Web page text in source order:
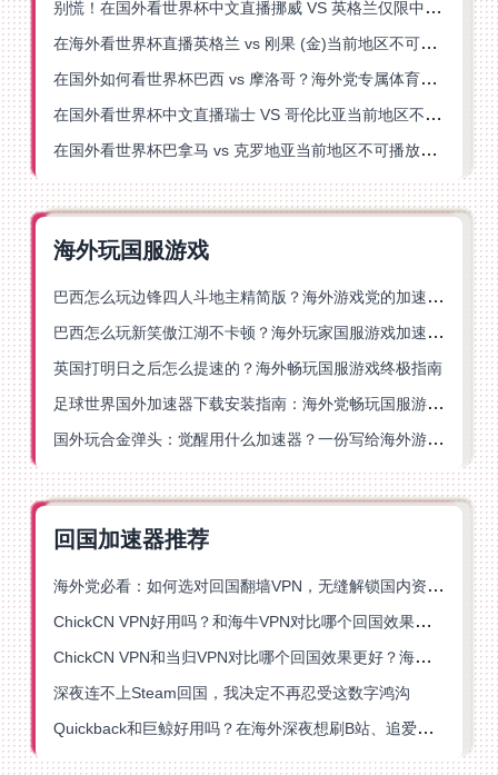
别慌！在国外看世界杯中文直播挪威 VS 英格兰仅限中国大陆？这篇指南帮你搞定
在海外看世界杯直播英格兰 vs 刚果 (金)当前地区不可播放？这篇指南帮你突破所有限制
在国外如何看世界杯巴西 vs 摩洛哥？海外党专属体育观赛指南来了
在国外看世界杯中文直播瑞士 VS 哥伦比亚当前地区不可播放？这篇指南帮你搞定
在国外看世界杯巴拿马 vs 克罗地亚当前地区不可播放？这篇指南帮你轻松解决海外体育直播难题
海外玩国服游戏
巴西怎么玩边锋四人斗地主精简版？海外游戏党的加速器终极选择
巴西怎么玩新笑傲江湖不卡顿？海外玩家国服游戏加速终极指南（附猫和老鼠一梦江湖实测）
英国打明日之后怎么提速的？海外畅玩国服游戏终极指南
足球世界国外加速器下载安装指南：海外党畅玩国服游戏的终极解决方案
国外玩合金弹头：觉醒用什么加速器？一份写给海外游子的畅玩指南
回国加速器推荐
海外党必看：如何选对回国翻墙VPN，无缝解锁国内资源？
ChickCN VPN好用吗？和海牛VPN对比哪个回国效果更好？
ChickCN VPN和当归VPN对比哪个回国效果更好？海外党亲测后选了它
深夜连不上Steam回国，我决定不再忍受这数字鸿沟
Quickback和巨鲸好用吗？在海外深夜想刷B站、追爱奇艺的你，或许正需要这份答案